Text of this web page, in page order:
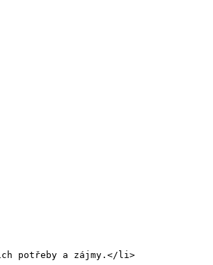
potřeby a zájmy.</li>